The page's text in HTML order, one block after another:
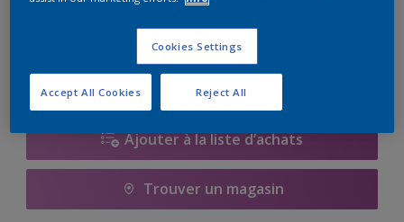
Calculer
Ajouter à la liste d’achats
Trouver un magasin
Cookies Settings
Reject All
Accept All Cookies